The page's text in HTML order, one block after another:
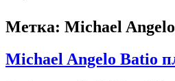
Метка: Michael Angelo
Michael Angelo Batio